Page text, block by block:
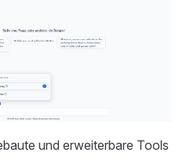
und erweiterbare Tools